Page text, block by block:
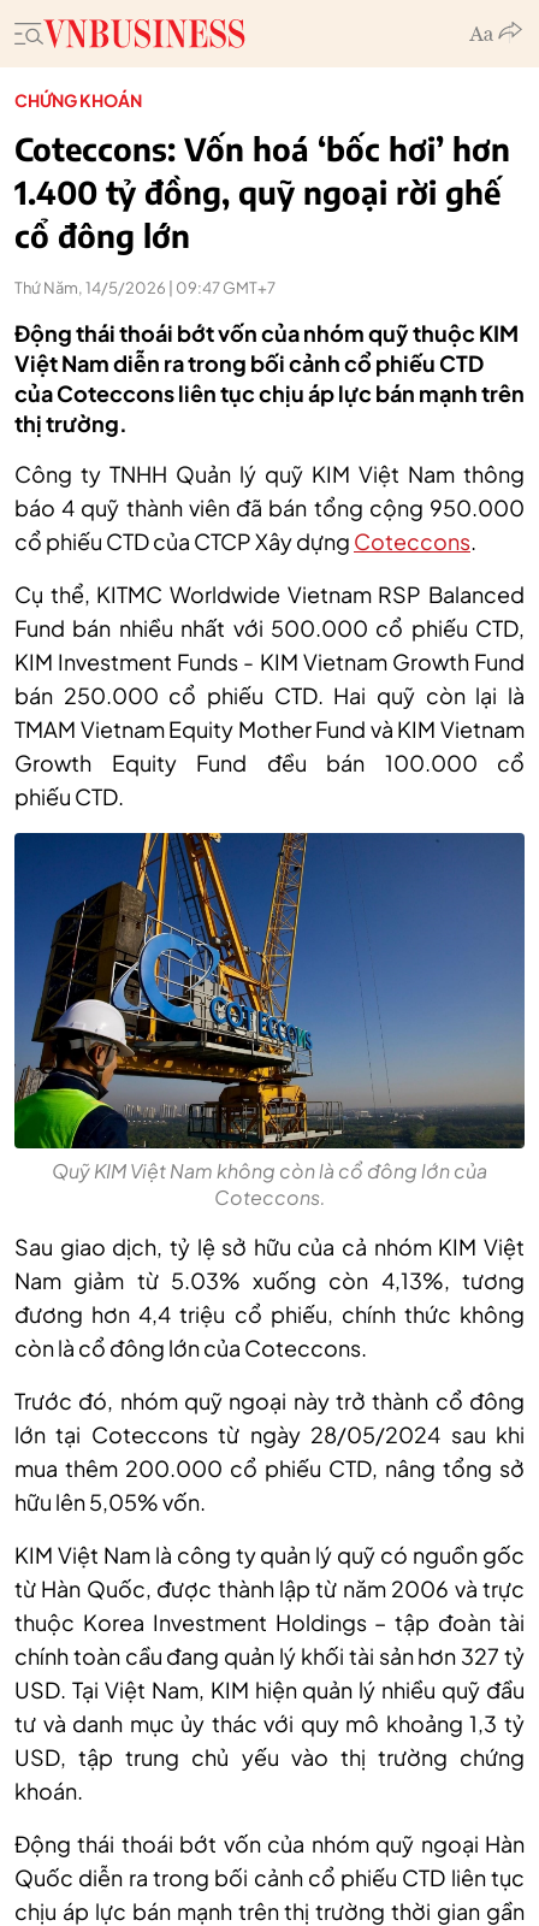
CHỨNG KHOÁN
Coteccons: Vốn hoá ‘bốc hơi’ hơn
1.400 tỷ đồng, quỹ ngoại rời ghế
cổ đông lớn
Thứ Năm, 14/5/2026 | 09:47 GMT+7
Động thái thoái bớt vốn của nhóm quỹ thuộc KIM
Việt Nam diễn ra trong bối cảnh cổ phiếu CTD
của Coteccons liên tục chịu áp lực bán mạnh trên
thị trường.
Công ty TNHH Quản lý quỹ KIM Việt Nam thông
báo 4 quỹ thành viên đã bán tổng cộng 950.000
cổ phiếu CTD của CTCP Xây dựng Coteccons.
Cụ thể, KITMC Worldwide Vietnam RSP Balanced
Fund bán nhiều nhất với 500.000 cổ phiếu CTD,
KIM Investment Funds - KIM Vietnam Growth Fund
bán 250.000 cổ phiếu CTD. Hai quỹ còn lại là
TMAM Vietnam Equity Mother Fund và KIM Vietnam
Growth Equity Fund đều bán 100.000 cổ
phiếu CTD.
Quỹ KIM Việt Nam không còn là cổ đông lớn của
Coteccons.
Sau giao dịch, tỷ lệ sở hữu của cả nhóm KIM Việt
Nam giảm từ 5.03% xuống còn 4,13%, tương
đương hơn 4,4 triệu cổ phiếu, chính thức không
còn là cổ đông lớn của Coteccons.
Trước đó, nhóm quỹ ngoại này trở thành cổ đông
lớn tại Coteccons từ ngày 28/05/2024 sau khi
mua thêm 200.000 cổ phiếu CTD, nâng tổng sở
hữu lên 5,05% vốn.
KIM Việt Nam là công ty quản lý quỹ có nguồn gốc
từ Hàn Quốc, được thành lập từ năm 2006 và trực
thuộc Korea Investment Holdings – tập đoàn tài
chính toàn cầu đang quản lý khối tài sản hơn 327 tỷ
USD. Tại Việt Nam, KIM hiện quản lý nhiều quỹ đầu
tư và danh mục ủy thác với quy mô khoảng 1,3 tỷ
USD, tập trung chủ yếu vào thị trường chứng
khoán.
Động thái thoái bớt vốn của nhóm quỹ ngoại Hàn
Quốc diễn ra trong bối cảnh cổ phiếu CTD liên tục
chịu áp lực bán mạnh trên thị trường thời gian gần